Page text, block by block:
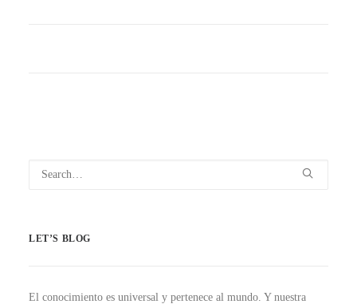
LET’S BLOG
El conocimiento es universal y pertenece al mundo. Y nuestra